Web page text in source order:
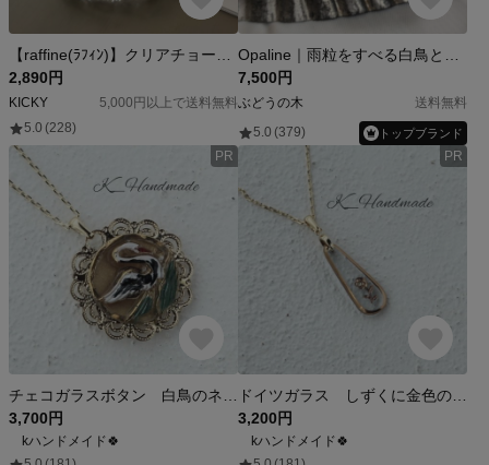
2,890円
KICKY
5,000円以上で送料無料
5.0 (228)
7,500円
ぶどうの木
送料無料
5.0 (379) トップブランド
PR
3,700円
kハンドメイド🍀
PR
3,200円
kハンドメイド🍀